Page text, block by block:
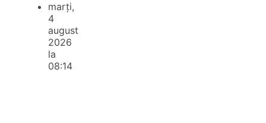
marți,
4
august
2026
la
08:14